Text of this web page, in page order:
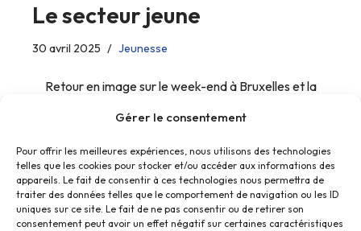
Gérer le consentement
Pour offrir les meilleures expériences, nous utilisons des technologies
telles que les cookies pour stocker et/ou accéder aux informations des
appareils. Le fait de consentir à ces technologies nous permettra de
traiter des données telles que le comportement de navigation ou les ID
uniques sur ce site. Le fait de ne pas consentir ou de retirer son
consentement peut avoir un effet négatif sur certaines caractéristiques
Le secteur jeune
30 avril 2025 Jeunesse
Retour en image sur le week-end à Bruxelles et la